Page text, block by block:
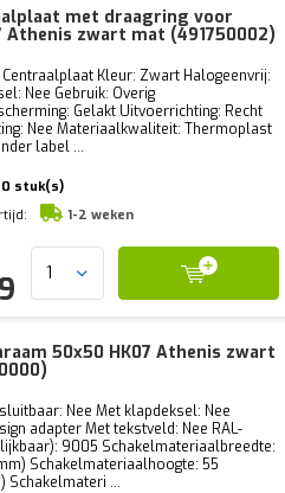
met draagring voor
Athenis zwart mat (491750002)
Kleur: Zwart Halogeenvrij:
Nee Gebruik: Overig
Gelakt Uitvoerrichting: Recht
Nee Materiaalkwaliteit: Thermoplast
label ...
0 stuk(s)
1-2 weken
50x50 HK07 Athenis zwart
Nee Met klapdeksel: Nee
adapter Met tekstveld: Nee RAL-
9005 Schakelmateriaalbreedte:
Schakelmateriaalhoogte: 55
Schakelmateri ...